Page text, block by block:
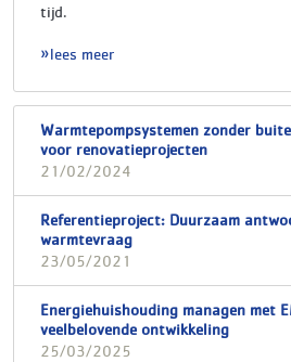
tijd.
lees meer
Warmtepompsystemen zonder
voor renovatieprojecten
21/02/2024
Referentieproject: Duurzaam
warmtevraag
23/05/2021
Energiehuishouding managen met
veelbelovende ontwikkeling
25/03/2025